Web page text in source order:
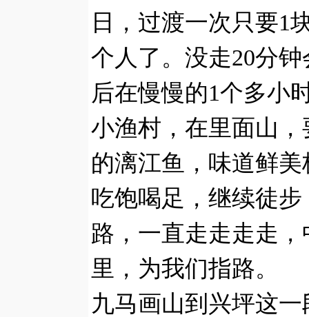
日，过渡一次只要1
个人了。没走20分
后在慢慢的1个多小
小渔村，在里面山
的漓江鱼，味道鲜
吃饱喝足，继续徒
路，一直走走走走
里，为我们指路。
九马画山到兴坪这